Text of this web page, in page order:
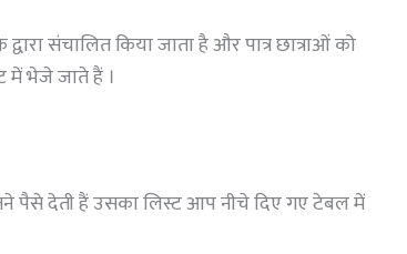
संचालित किया जाता है और पात्र छात्राओं को
भेजे जाते हैं ।
देती हैं उसका लिस्ट आप नीचे दिए गए टेबल में